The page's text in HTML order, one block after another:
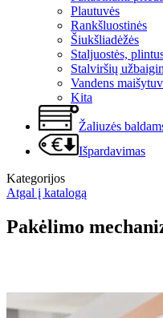
Plautuvės
Rankšluostinės
Šiukšliadėžės
Staljuostės,
Stalviršių
Vandens
Kita
Žaliuzės
Išpardavimas
Kategorijos
Atgal į katalogą
Pakėlimo